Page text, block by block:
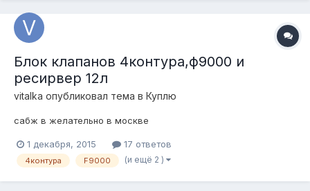
Блок клапанов 4контура,ф9000 и
ресирвер 12л
vitalka опубликовал тема в Куплю
сабж в желательно в москве
1 декабря, 2015 17 ответов
4контура F9000 (и ещё 2 )